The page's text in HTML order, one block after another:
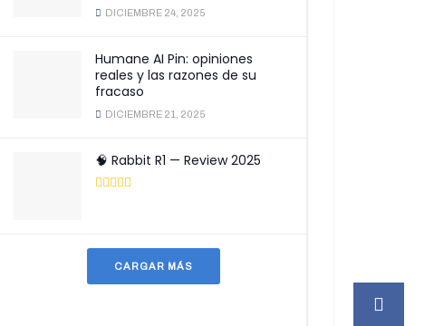
DICIEMBRE 24, 2025
Humane AI Pin: opiniones
reales y las razones de su
fracaso
DICIEMBRE 21, 2025
🧠 Rabbit R1 — Review 2025
CARGAR MÁS